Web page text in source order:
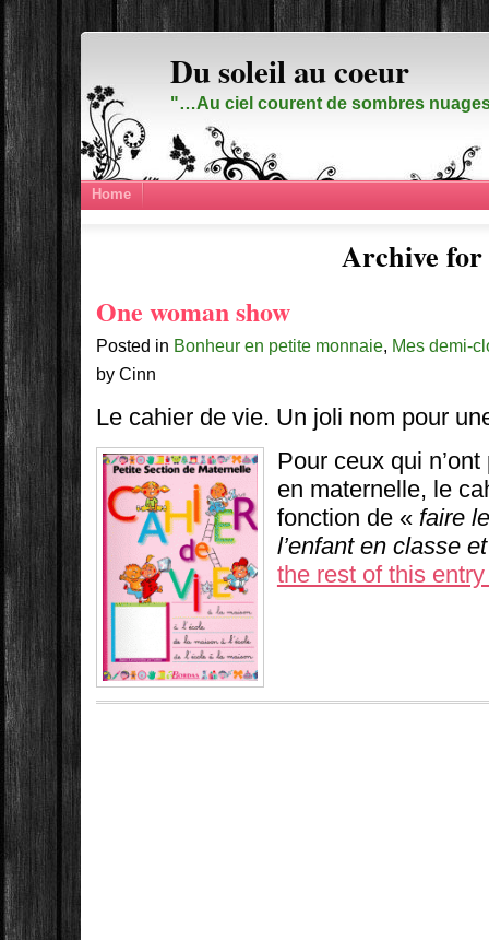
Du soleil au coeur
"…Au ciel courent de sombres
Home
Archive for
One woman show
Posted in Bonheur en petite monnaie, Mes demi-
by Cinn
Le cahier de vie. Un joli nom pour
Pour ceux qui
en maternelle, le
fonction de « faire
l’enfant en classe
the rest of this